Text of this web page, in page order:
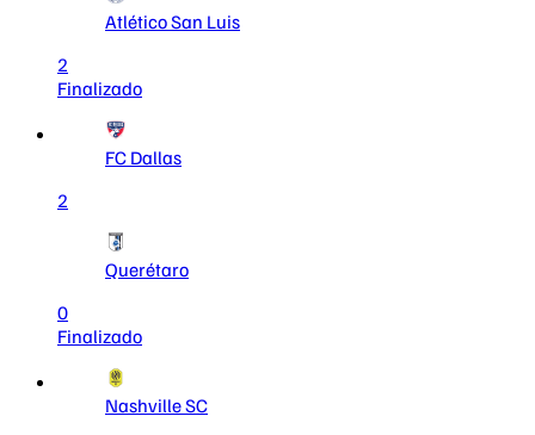
Atlético San Luis
2
Finalizado
FC Dallas
2
Querétaro
0
Finalizado
Nashville SC